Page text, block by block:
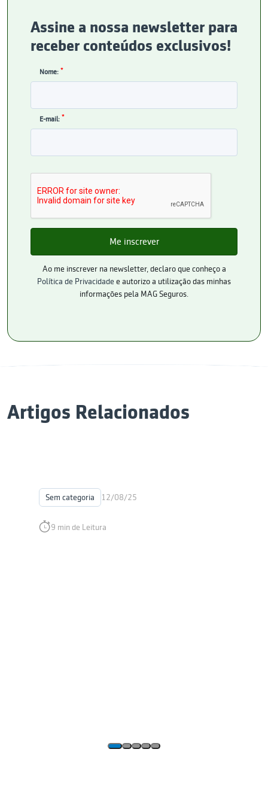
Assine a nossa newsletter para
receber conteúdos exclusivos!
Nome: *
E-mail: *
Ao me inscrever na newsletter, declaro que conheço a
Política de Privacidade e autorizo a utilização das minhas
informações pela MAG Seguros.
Artigos Relacionados
Sem categoria 12/08/25
9 min de Leitura